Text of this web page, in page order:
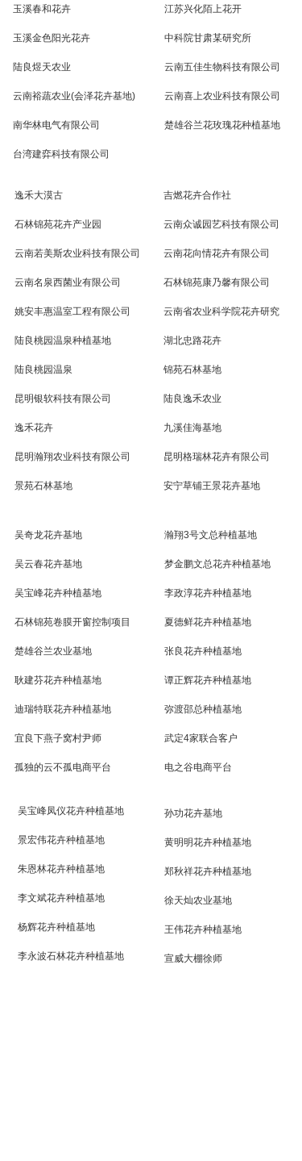
玉溪春和花卉
玉溪金色阳光花卉
陆良煜天农业
云南裕蔬农业(会泽花卉基地)
南华林电气有限公司
台湾建弈科技有限公司
吉燃花卉合作社
云南众诚园艺科技有限公司
云南花向情花卉有限公司
石林锦苑康乃馨有限公司
云南省农业科学院花卉研究
湖北忠路花卉
锦苑石林基地
陆良逸禾农业
九溪佳海基地
昆明格瑞林花卉有限公司
安宁草铺王景花卉基地
逸禾大漠古
石林锦苑花卉产业园
云南若美斯农业科技有限公司
云南名泉西菌业有限公司
姚安丰惠温室工程有限公司
陆良桃园温泉种植基地
陆良桃园温泉
昆明银软科技有限公司
逸禾花卉
昆明瀚翔农业科技有限公司
景苑石林基地
江苏兴化陌上花开
中科院甘肃某研究所
云南五佳生物科技有限公司
云南喜上农业科技有限公司
楚雄谷兰花玫瑰花种植基地
吴奇龙花卉基地
吴云春花卉基地
吴宝峰花卉种植基地
石林锦苑卷膜开窗控制项目
楚雄谷兰农业基地
耿建芬花卉种植基地
迪瑞特联花卉种植基地
宜良下燕子窝村尹师
孤独的云不孤电商平台
瀚翔3号文总种植基地
梦金鹏文总花卉种植基地
李政淳花卉种植基地
夏德鲜花卉种植基地
张良花卉种植基地
谭正辉花卉种植基地
弥渡邵总种植基地
武定4家联合客户
电之谷电商平台
吴宝峰凤仪花卉种植基地
景宏伟花卉种植基地
朱恩林花卉种植基地
李文斌花卉种植基地
杨辉花卉种植基地
李永波石林花卉种植基地
孙功花卉基地
黄明明花卉种植基地
郑秋祥花卉种植基地
徐天灿农业基地
王伟花卉种植基地
宣威大棚徐师